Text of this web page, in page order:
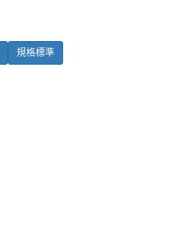
規格標準